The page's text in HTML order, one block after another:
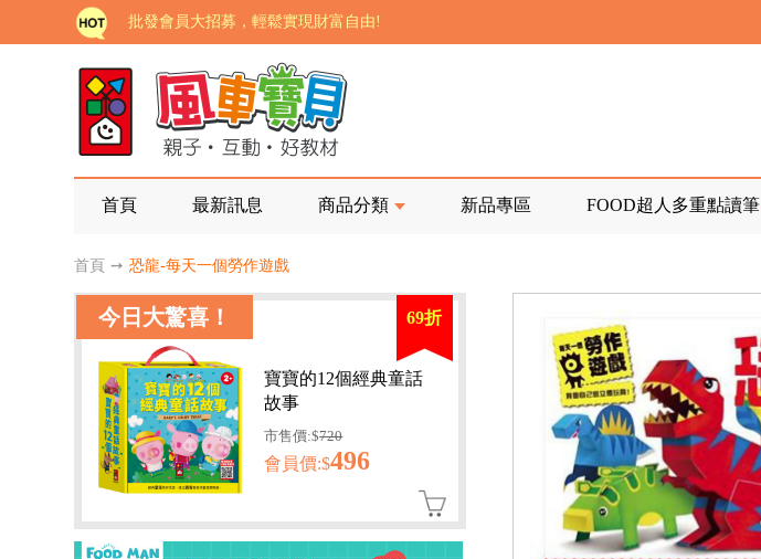
批發會員大招募，輕鬆實現財富自由!
如需更改或重開發票 需在訂單成立三天內通知客服 寄回發票需附上回郵郵票
老師您好!!幼教會員火熱招募中~
海外購物免煩惱！點我查看『海外購物流程說明』
家長樂了!「風車書版集團暨FOOD超人企業總部」目前正興建中!
老師您好!!幼教會員火熱招募中~
海外購物免煩惱！點我查看『海外購物流程說明』
首頁 最新訊息 商品分類 新品專區 FOOD超人多重點讀筆
首頁 ➙ 恐龍-每天一個勞作遊戲
今日大驚喜！ 69折
寶寶的12個經典童話
故事
市售價:$720
會員價:$496